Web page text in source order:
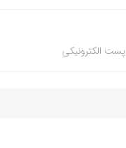
پست الکترونیکی